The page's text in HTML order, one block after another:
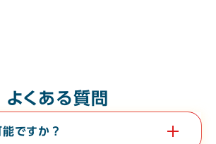
よくある質問
ですか？